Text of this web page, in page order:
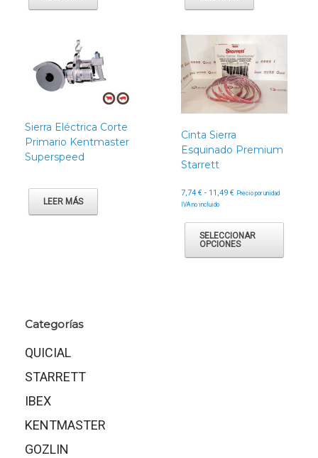
Sierra Eléctrica Corte
Primario Kentmaster
Superspeed
LEER MÁS
Cinta Sierra
Esquinado Premium
Starrett
7,74€ - 11,49€Rango
desde
7,74 €
hasta
11,49 €
Precio por unidad
IVA no incluido
SELECCIONAR
OPCIONES
Categorías
QUICIAL
STARRETT
IBEX
KENTMASTER
GOZLIN